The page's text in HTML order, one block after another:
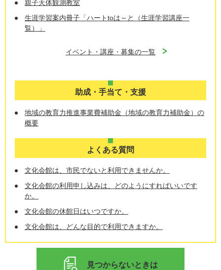
親子天体観測教室
生涯学習案内冊子「ハートtoは～と（生涯学習講座一
覧）」
イベント・講座・募集の一覧
助成・手当て・支援
地域の教育力推進事業費補助金（地域の教育力補助金）の
概要
よくある質問
文化会館は、市民でないと利用できませんか。
文化会館の利用申し込みは、どのようにすればいいです
か。
文化会館の休館日はいつですか。
文化会館は、どんな目的で利用できますか。
見つからないときは